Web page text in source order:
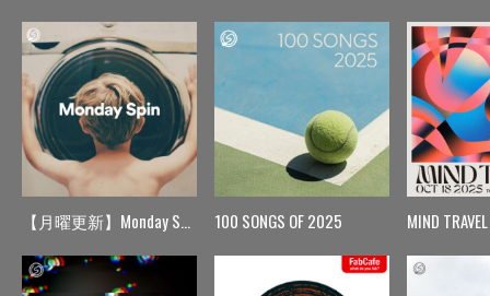
【月曜更新】Monday Spin 100 SONGS OF 2025 MIND TRAVEL